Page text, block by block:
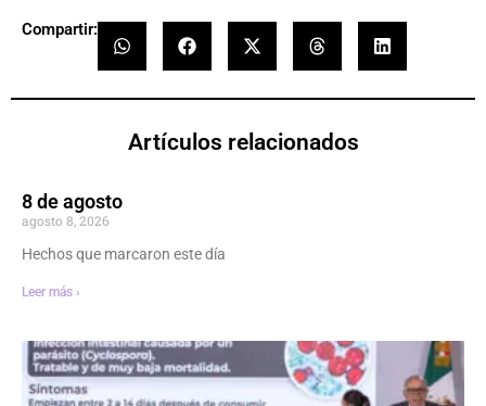
Compartir:
Artículos relacionados
8 de agosto
agosto 8, 2026
Hechos que marcaron este día
Leer más ›